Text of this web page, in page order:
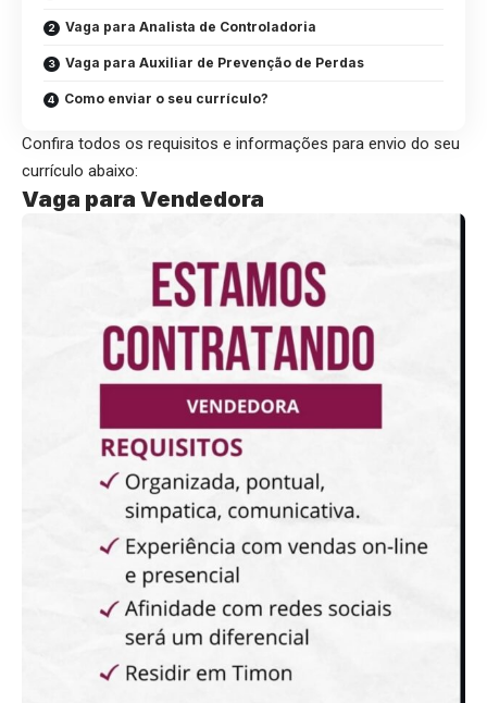
Vaga para Analista de Controladoria
Vaga para Auxiliar de Prevenção de Perdas
Como enviar o seu currículo?
Confira todos os requisitos e informações para envio do seu
currículo abaixo:
Vaga para Vendedora